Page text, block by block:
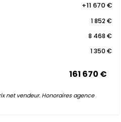
+11 670 €
1 852 €
8 468 €
1 350 €
161 670 €
net vendeur. Honoraires agence